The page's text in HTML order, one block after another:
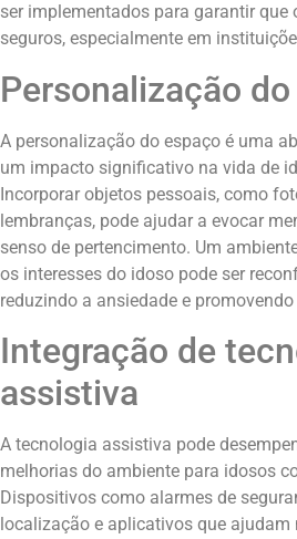
ser implementados para garantir que
seguros, especialmente em
Personalização
A personalização do espaço é uma
um impacto significativo na vida de
Incorporar objetos pessoais, como
lembranças, pode ajudar a evocar
senso de pertencimento. Um
os interesses do idoso pode ser
reduzindo a ansiedade e
Integração de
assistiva
A tecnologia assistiva pode
melhorias do ambiente para idosos
Dispositivos como alarmes de
localização e aplicativos que